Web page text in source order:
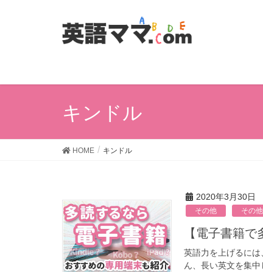
キンドル
HOME キンドル
2020年3月30日
その他 その
【電子書
英語力を上げるに
ん、長い英文を集